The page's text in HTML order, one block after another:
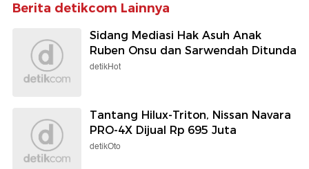
Berita detikcom Lainnya
Sidang Mediasi Hak Asuh Anak
Ruben Onsu dan Sarwendah Ditunda
detikHot
Tantang Hilux-Triton, Nissan Navara
PRO-4X Dijual Rp 695 Juta
detikOto